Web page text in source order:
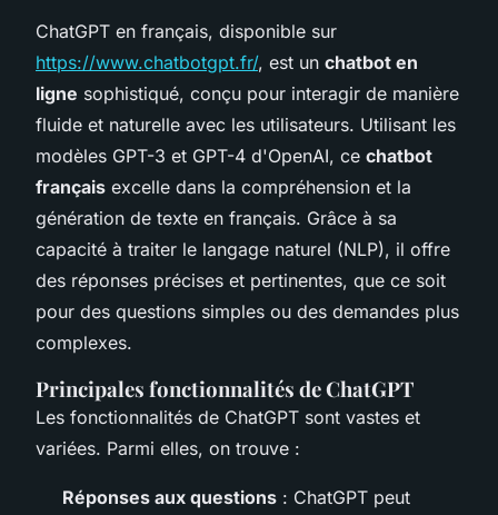
ChatGPT en français, disponible sur
https://www.chatbotgpt.fr/, est un chatbot en
ligne sophistiqué, conçu pour interagir de manière
fluide et naturelle avec les utilisateurs. Utilisant les
modèles GPT-3 et GPT-4 d'OpenAI, ce chatbot
français excelle dans la compréhension et la
génération de texte en français. Grâce à sa
capacité à traiter le langage naturel (NLP), il offre
des réponses précises et pertinentes, que ce soit
pour des questions simples ou des demandes plus
complexes.
Principales fonctionnalités de ChatGPT
Les fonctionnalités de ChatGPT sont vastes et
variées. Parmi elles, on trouve :
Réponses aux questions : ChatGPT peut